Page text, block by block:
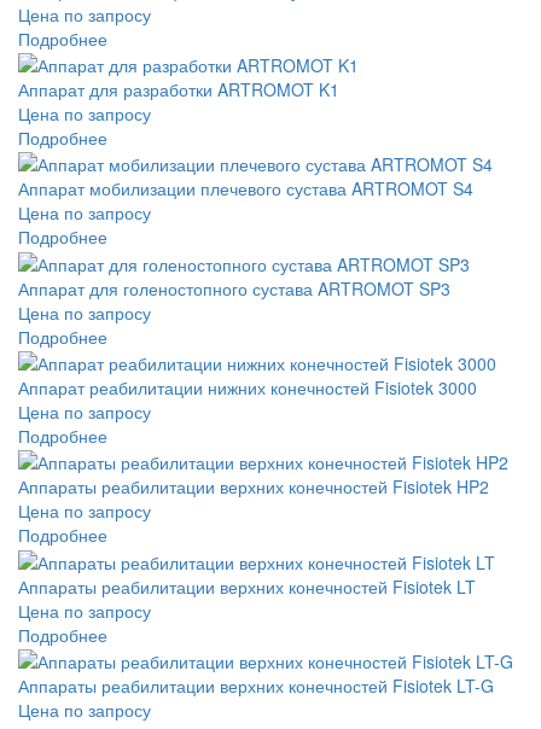
Цена по запросу
Подробнее
Аппарат для разработки ARTROMOT K1
Цена по запросу
Подробнее
Аппарат мобилизации плечевого сустава ARTROMOT S4
Цена по запросу
Подробнее
Аппарат для голеностопного сустава ARTROMOT SP3
Цена по запросу
Подробнее
Аппарат реабилитации нижних конечностей Fisiotek 3000
Цена по запросу
Подробнее
Аппараты реабилитации верхних конечностей Fisiotek HP2
Цена по запросу
Подробнее
Аппараты реабилитации верхних конечностей Fisiotek LT
Цена по запросу
Подробнее
Аппараты реабилитации верхних конечностей Fisiotek LT-G
Цена по запросу